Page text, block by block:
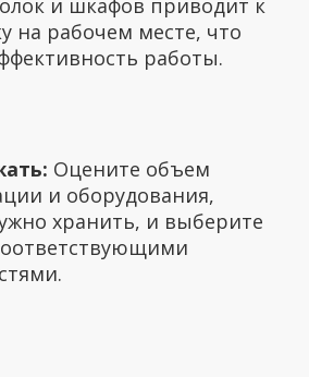
на рабочем месте, что
работы.
Оцените объем
и оборудования,
хранить, и выберите